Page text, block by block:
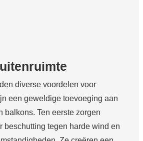
diverse voordelen voor
een geweldige toevoeging aan
balkons. Ten eerste zorgen
beschutting tegen harde wind en